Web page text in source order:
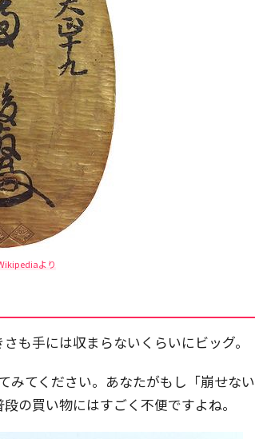
より
も手には収まらないくらいにビッグ。
みてください。あなたがもし「崩せない
の買い物にはすごく不便ですよね。